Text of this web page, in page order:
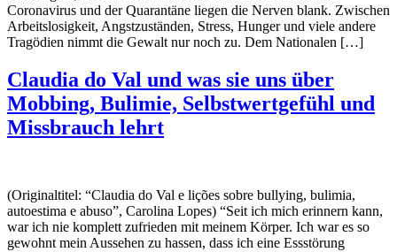
Coronavirus und der Quarantäne liegen die Nerven blank. Zwischen
Arbeitslosigkeit, Angstzuständen, Stress, Hunger und viele andere
Tragödien nimmt die Gewalt nur noch zu. Dem Nationalen […]
Claudia do Val und was sie uns über
Mobbing, Bulimie, Selbstwertgefühl und
Missbrauch lehrt
(Originaltitel: “Claudia do Val e lições sobre bullying, bulimia,
autoestima e abuso”, Carolina Lopes) “Seit ich mich erinnern kann,
war ich nie komplett zufrieden mit meinem Körper. Ich war es so
gewohnt mein Aussehen zu hassen, dass ich eine Essstörung